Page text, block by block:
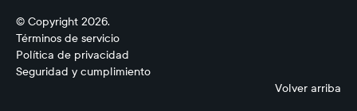
© Copyright 2026.
Términos de servicio
Política de privacidad
Seguridad y cumplimiento
Volver arriba